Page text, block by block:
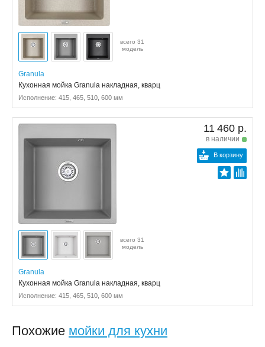
всего 31
модель
Granula
Кухонная мойка Granula накладная, кварц
Исполнение: 415, 465, 510, 600 мм
11 460 р.
в наличии
В корзину
всего 31
модель
Granula
Кухонная мойка Granula накладная, кварц
Исполнение: 415, 465, 510, 600 мм
Похожие мойки для кухни